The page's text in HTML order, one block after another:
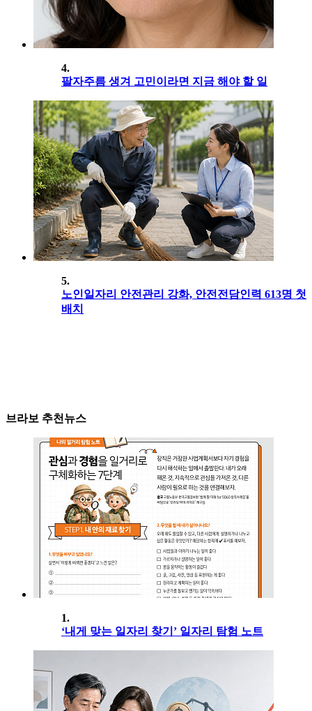
4.
팔자주름 생겨 고민이라면 지금 해야 할 일
5.
노인일자리 안전관리 강화, 안전전담인력 613명 첫
배치
브라보 추천뉴스
1.
‘내게 맞는 일자리 찾기’ 일자리 탐험 노트